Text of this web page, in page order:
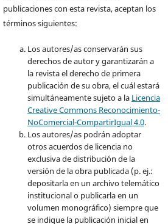
publicaciones con esta revista, aceptan los
términos siguientes:
Los autores/as conservarán sus
derechos de autor y garantizarán a
la revista el derecho de primera
publicación de su obra, el cuál estará
simultáneamente sujeto a la Licencia
Creative Commons Reconocimiento-
NoComercial-CompartirIgual 4.0.
Los autores/as podrán adoptar
otros acuerdos de licencia no
exclusiva de distribución de la
versión de la obra publicada (p. ej.:
depositarla en un archivo telemático
institucional o publicarla en un
volumen monográfico) siempre que
se indique la publicación inicial en